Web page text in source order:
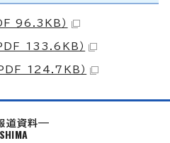
96.3KB）
PDF 133.6KB）
PDF 124.7KB）
道資料